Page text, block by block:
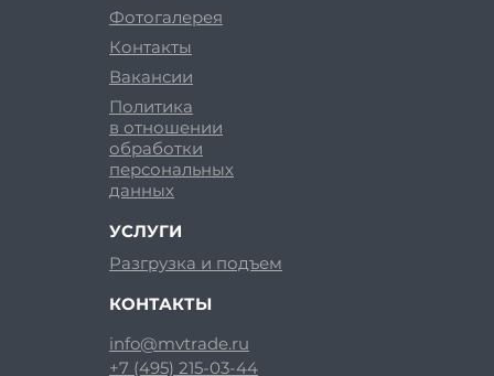
Фотогалерея
Контакты
Вакансии
Политика
в отношении
обработки
персональных
данных
УСЛУГИ
Разгрузка и подъем
КОНТАКТЫ
info@mvtrade.ru
+7 (495) 215-03-44